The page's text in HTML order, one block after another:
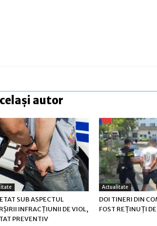
autor
SUB ASPECTUL
INFRACŢIUNII DE VIOL,
PREVENTIV
Actualitate
DOI TINERI DIN
FOST REȚINUȚI